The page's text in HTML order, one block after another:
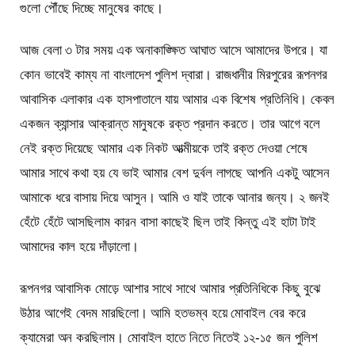
গুলো পৌঁছে দিচ্ছে মানুষের কাছে।
আজ বেলা ৩ টার সময় এক অনাকাঙ্ক্ষিত আঘাত আসে আমাদের উপরে। যা
কোন ভাবেই কাম্য না বাংলাদেশ পুলিশ দ্বারা। রাজধানীর মিরপুরের রূপনগর
আবাসিক এলাকার এক হাসপাতালে যায় আমার এক বিশেষ প্রতিনিধি। কেবল
একজন ক্যান্সার আক্রান্ত মানুষকে রক্ত প্রদান করতে। তার আগে বলে
নেই রক্ত দিয়েছে আমার এক নিকট আত্মীয়কে তাই রক্ত দেওয়া শেষে
আমার সাথে কথা হয় যে ভাই আমার বেশ দুর্বল লাগছে আপনি একটু আসেন
আমাকে ধরে বাসায় দিয়ে আসুন। আমি ও যাই তাকে আনার জন্য। ২ জনই
হেঁটে হেঁটে আসছিলাম কারন বাসা কাছেই ছিল তাই কিন্তু এই হাটা টাই
আমাদের কাল হয়ে দাঁড়ালো।
রূপনগর আবাসিক মোড়ে আশার সাথে সাথে আমার প্রতিনিধিকে কিছু বুঝে
উঠার আগেই বেদম মারছিলো। আমি হতভম্ব হয়ে মোবাইল বের করে
ক্যামেরা অন করছিলাম। মোবাইল হাতে নিতে নিতেই ১২-১৫ জন পুলিশ